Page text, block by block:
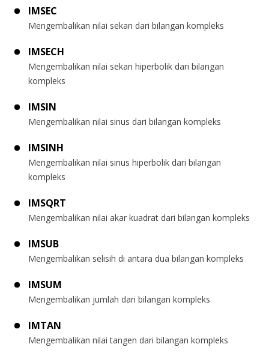
IMSEC
Mengembalikan nilai sekan dari bilangan kompleks
IMSECH
Mengembalikan nilai sekan hiperbolik dari bilangan
kompleks
IMSIN
Mengembalikan nilai sinus dari bilangan kompleks
IMSINH
Mengembalikan nilai sinus hiperbolik dari bilangan
kompleks
IMSQRT
Mengembalikan nilai akar kuadrat dari bilangan kompleks
IMSUB
Mengembalikan selisih di antara dua bilangan kompleks
IMSUM
Mengembalikan jumlah dari bilangan kompleks
IMTAN
Mengembalikan nilai tangen dari bilangan kompleks